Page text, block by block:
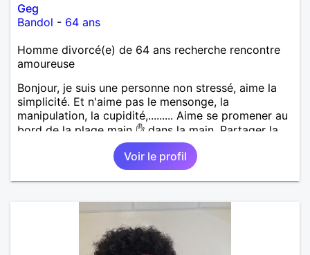
Geg
Bandol - 64 ans
Homme divorcé(e) de 64 ans recherche rencontre
amoureuse
Bonjour, je suis une personne non stressé, aime la
simplicité. Et n'aime pas le mensonge, la
manipulation, la cupidité,......... Aime se promener au
bord de la plage main ✋ dans la main. Partager la
vie. Les restos, les sorties, visiter les vieux villages
avec leurs anecdotes. Sans oublier la famille. Si une
Voir le profil